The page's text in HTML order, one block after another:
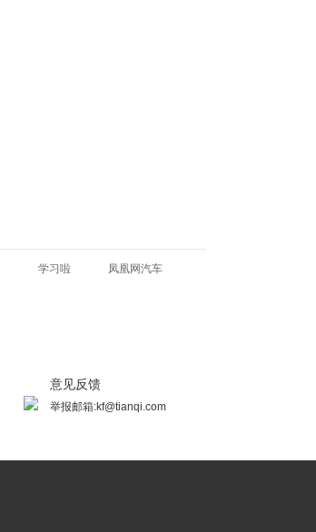
学习啦
凤凰网汽车
意见反馈
举报邮箱:kf@tianqi.com